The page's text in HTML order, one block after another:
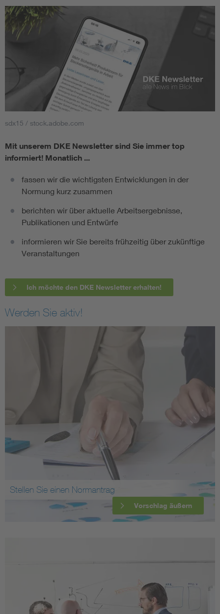
sdx15 / stock.adobe.com
Mit unserem DKE Newsletter sind Sie immer top
informiert! Monatlich ...
fassen wir die wichtigsten Entwicklungen in der
Normung kurz zusammen
berichten wir über aktuelle Arbeitsergebnisse,
Publikationen und Entwürfe
informieren wir Sie bereits frühzeitig über zukünftige
Veranstaltungen
Ich möchte den DKE Newsletter erhalten!
Werden Sie aktiv!
Stellen Sie einen Normantrag
Vorschlag äußern